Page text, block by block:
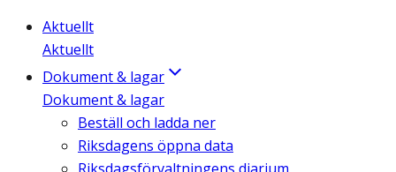
Aktuellt
Aktuellt
Dokument & lagar
Dokument & lagar
Beställ och ladda ner
Riksdagens öppna data